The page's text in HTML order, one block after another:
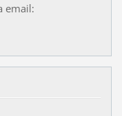
email: